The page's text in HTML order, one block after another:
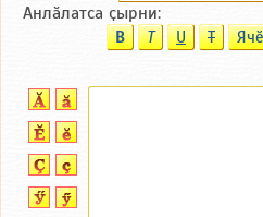
Анлӑлатса ҫырни:
B T U T